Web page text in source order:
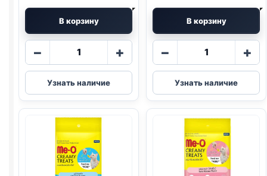
В корзину
−
Количество
Me-
O
крем-
лак.
(КРАБ)
поштучно
4*15г
+
Узнать наличие
В корзину
−
Количество
Me-
O
крем-
лак.
(ТУНЕЦ,
КОЗЬЕ
МОЛОКО)
4*15г
+
Узнать наличие